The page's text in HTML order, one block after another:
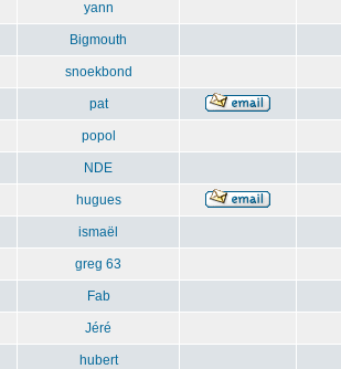
yann
Bigmouth
snoekbond
pat
popol
NDE
hugues
ismaël
greg 63
Fab
Jéré
hubert